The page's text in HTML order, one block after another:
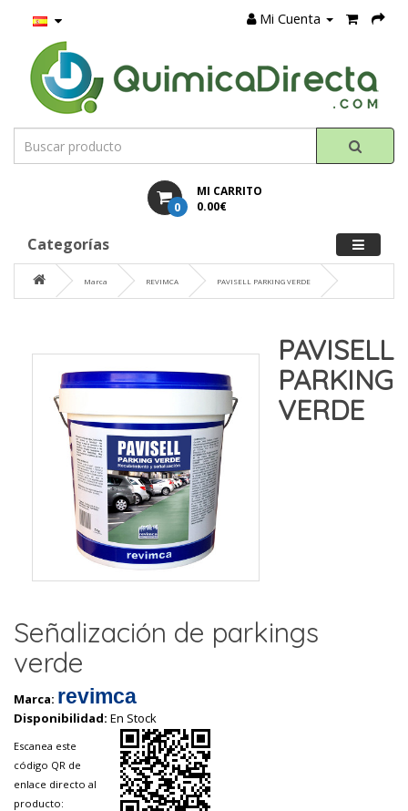
Mi Cuenta
MI CARRITO
0 0.00€
Categorías
Marca REVIMCA PAVISELL PARKING VERDE
PAVISELL
PARKING
VERDE
Señalización de parkings
verde
Marca: revimca
Disponibilidad: En Stock
Escanea este
código QR de
enlace directo al
producto: